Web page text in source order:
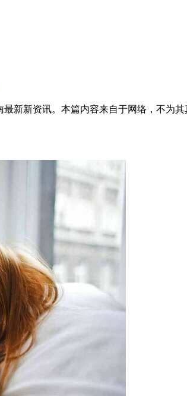
新新资讯。本篇内容来自于网络，不为